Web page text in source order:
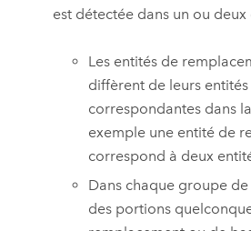
est détectée dans un ou deux
Les entités de
diffèrent de leurs
correspondantes dans
exemple une entité de
correspond à deux
Dans chaque groupe
des portions